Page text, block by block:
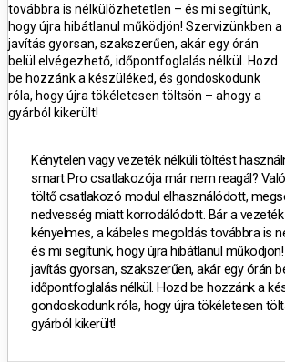
továbbra is nélkülözhetetlen – és mi segítünk,
hogy újra hibátlanul működjön! Szervizünkben a
javítás gyorsan, szakszerűen, akár egy órán
belül elvégezhető, időpontfoglalás nélkül
Hozd
be hozzánk a készüléked, és gondoskodunk
róla, hogy újra tökéletesen töltsön – ahogy a
gyárból kikerült!
Kénytelen vagy vezeték nélküli töltést
smart Pro csatlakozója már nem reagál?
töltő csatlakozó modul elhasználódott,
nedvesség miatt korrodálódott. Bár a
kényelmes, a kábeles megoldás továbbra is
és mi segítünk, hogy újra hibátlanul működjön!
javítás gyorsan, szakszerűen, akár egy órán
időpontfoglalás nélkül. Hozd be hozzánk a
gondoskodunk róla, hogy újra tökéletesen
gyárból kikerült!